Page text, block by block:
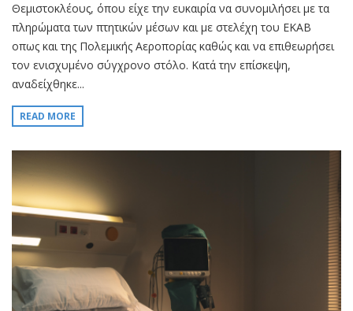
Θεμιστοκλέους, όπου είχε την ευκαιρία να συνομιλήσει με τα
πληρώματα των πτητικών μέσων και με στελέχη του ΕΚΑΒ
οπως και της Πολεμικής Αεροπορίας καθώς και να επιθεωρήσει
τον ενισχυμένο σύγχρονο στόλο. Κατά την επίσκεψη,
αναδείχθηκε...
READ MORE